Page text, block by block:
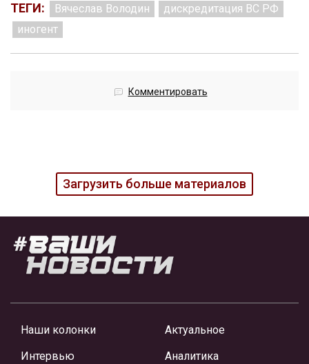
ТЕГИ: Вячеслав Володин
дискредитация ВС РФ
иногент
Комментировать
Загрузить больше материалов
Наши колонки
Интервью
Актуальное
Аналитика